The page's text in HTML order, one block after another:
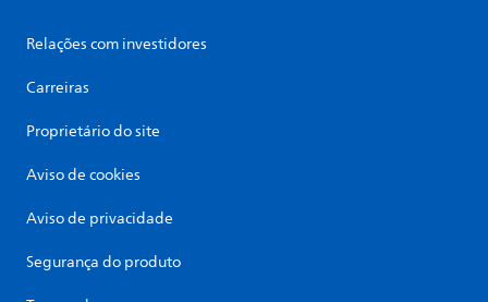
Relações com investidores
Carreiras
Proprietário do site
Aviso de cookies
Aviso de privacidade
Segurança do produto